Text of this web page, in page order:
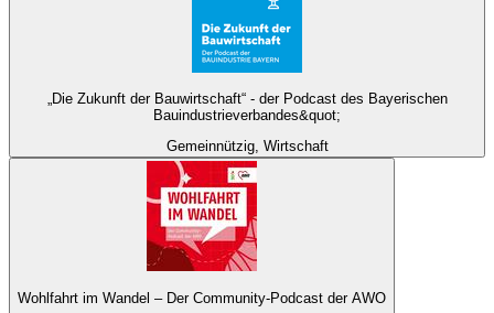
„Die Zukunft der Bauwirtschaft“ - der Podcast des Bayerischen
Bauindustrieverbandes&quot;
Gemeinnützig, Wirtschaft
Wohlfahrt im Wandel – Der Community-Podcast der AWO